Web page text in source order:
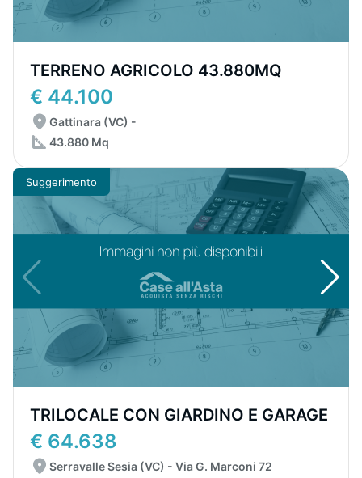
TERRENO AGRICOLO 43.880MQ
€ 44.100
Gattinara (VC) -
43.880 Mq
Suggerimento
TRILOCALE CON GIARDINO E GARAGE
€ 64.638
Serravalle Sesia (VC) - Via G. Marconi 72